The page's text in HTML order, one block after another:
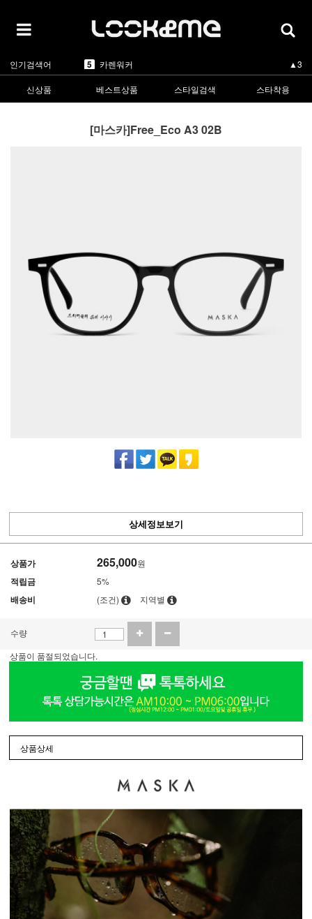
인기검색어
마스카 ▲1
린드버그 ▼-2
5 카렌워커 ▲3
1 라피스센시블레
▲3
신상품
베스트상품 스타일검색 스타착용
[마스카]Free_Eco A3 02B
상세정보보기
상품가 265,000원
적립금 5%
배송비 (조건) 지역별
수량
상품이 품절되었습니다.
상품상세